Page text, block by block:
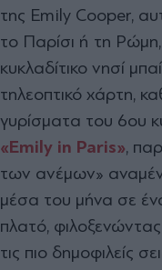
της Emily Cooper,
το Παρίσι ή τη
κυκλαδίτικο νησί
τηλεοπτικό χάρτη,
γυρίσµατα του 6ου
«Emily in Paris»,
των ανέµων»
µέσα του µήνα σε
πλατό,
τις πιο δηµοφιλείς